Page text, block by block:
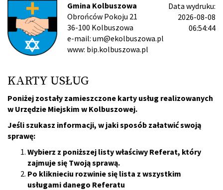
Gmina Kolbuszowa
Obrońców Pokoju 21
36-100 Kolbuszowa
e-mail: um@ekolbuszowa.pl
www: bip.kolbuszowa.pl
Data wydruku:
2026-08-08
06:54:44
KARTY USŁUG
Poniżej zostały zamieszczone karty usług realizowanych
w Urzędzie Miejskim w Kolbuszowej.
Jeśli szukasz informacji, w jaki sposób załatwić swoją
sprawę:
Wybierz z poniższej listy właściwy Referat, który
zajmuje się Twoją sprawą.
Po kliknieciu rozwinie się lista z wszystkim
usługami danego Referatu